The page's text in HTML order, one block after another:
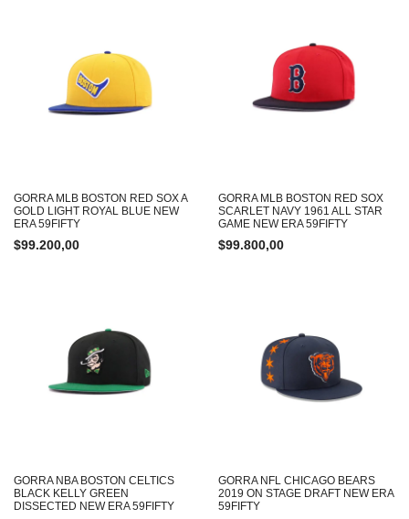
GORRA MLB BOSTON RED SOX A
GOLD LIGHT ROYAL BLUE NEW
ERA 59FIFTY
$99.200,00
GORRA MLB BOSTON RED SOX
SCARLET NAVY 1961 ALL STAR
GAME NEW ERA 59FIFTY
$99.800,00
GORRA NBA BOSTON CELTICS
BLACK KELLY GREEN
DISSECTED NEW ERA 59FIFTY
GORRA NFL CHICAGO BEARS
2019 ON STAGE DRAFT NEW ERA
59FIFTY